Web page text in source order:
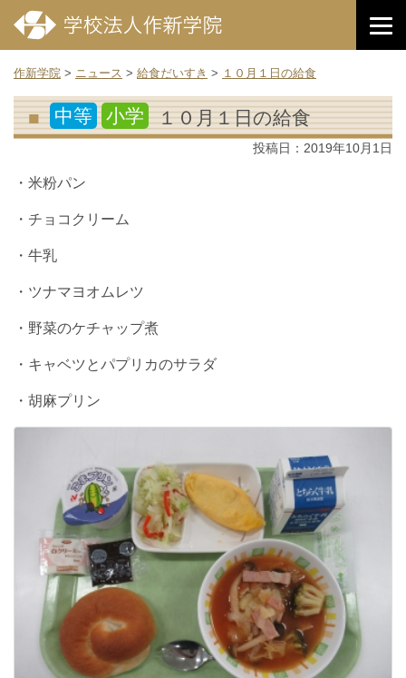
作新学院 > ニュース > 給食だいすき > １０月１日の給食
中等 小学 １０月１日の給食
投稿日： 2019年10月1日
・米粉パン
・チョコクリーム
・牛乳
・ツナマヨオムレツ
・野菜のケチャップ煮
・キャベツとパプリカのサラダ
・胡麻プリン